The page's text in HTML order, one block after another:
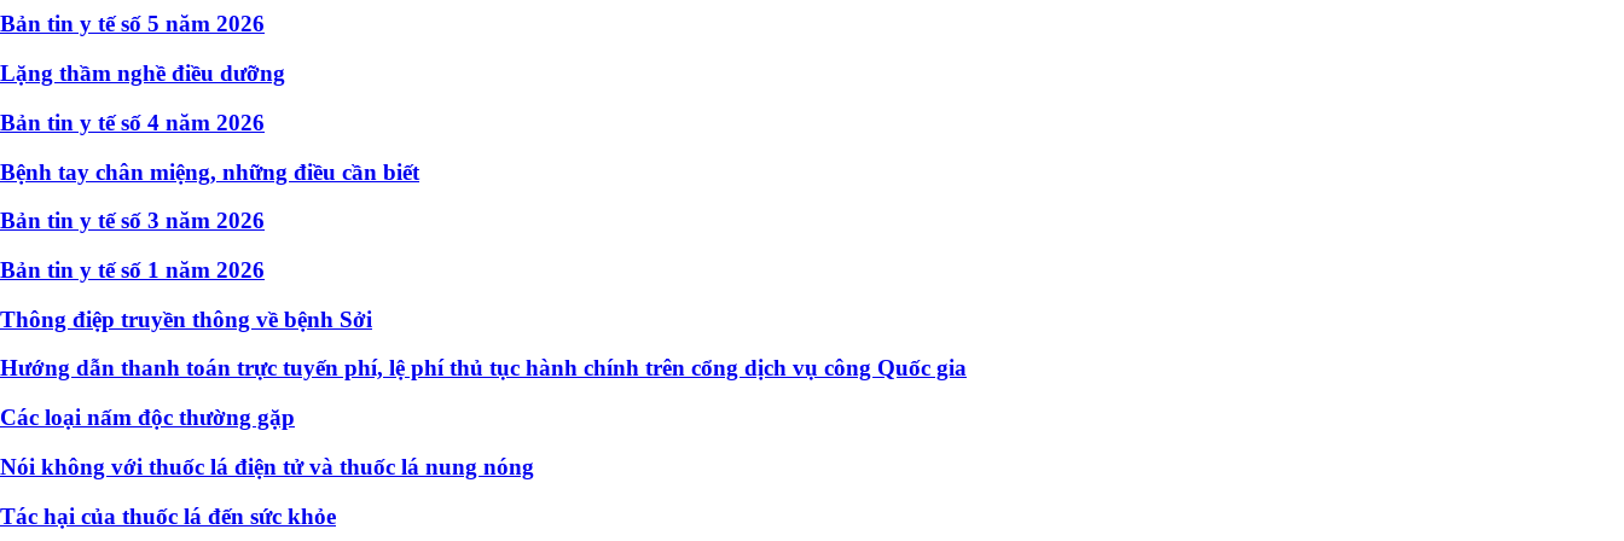
Bản tin y tế số 5 năm 2026
Lặng thầm nghề điều dưỡng
Bản tin y tế số 4 năm 2026
Bệnh tay chân miệng, những điều cần biết
Bản tin y tế số 3 năm 2026
Bản tin y tế số 1 năm 2026
Thông điệp truyền thông về bệnh Sởi
Hướng dẫn thanh toán trực tuyến phí, lệ phí thủ tục hành chính trên cổng dịch vụ công Quốc gia
Các loại nấm độc thường gặp
Nói không với thuốc lá điện tử và thuốc lá nung nóng
Tác hại của thuốc lá đến sức khỏe